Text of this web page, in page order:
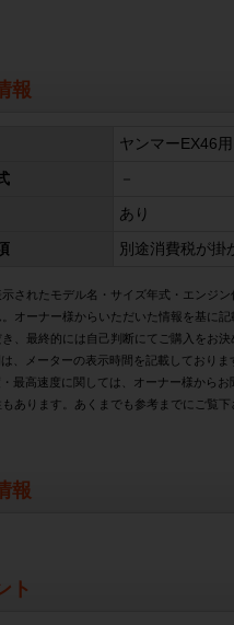
報
ヤンマーEX46
あり
別途消費税が掛
されたモデル名・サイズ年式・エンジ
。オーナー様からいただいた情報を基に
き、最終的には自己判断にてご購入をお決
、メーターの表示時間を記載しておりま
最高速度に関しては、オーナー様から
あります。あくまでも参考までにご覧
報
ト